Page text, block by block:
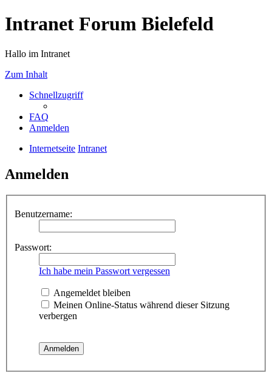
Intranet Forum Bielefeld
Hallo im Intranet
Zum Inhalt
Schnellzugriff
FAQ
Anmelden
Internetseite Intranet
Anmelden
Benutzername:
Passwort:
Ich habe mein Passwort vergessen
Angemeldet bleiben
Meinen Online-Status während dieser Sitzung
verbergen